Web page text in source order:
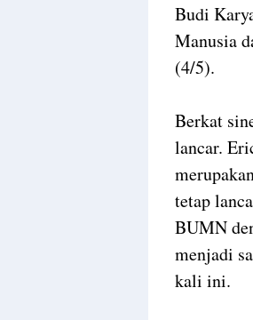
Budi
Manusia
(4/5).
Berkat
lancar.
tetap
BUMN
menjadi
kali ini.